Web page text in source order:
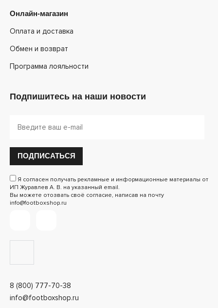
8 (800) 777-70-38
info@footboxshop.ru
Онлайн-магазин
Оплата и доставка
Обмен и возврат
Программа лояльности
Подпишитесь на наши новости
ПОДПИСАТЬСЯ
Я согласен получать рекламные и информационные материалы от
ИП Журавлев А. В. на указанный email.
Вы можете отозвать своё согласие, написав на почту
info@footboxshop.ru